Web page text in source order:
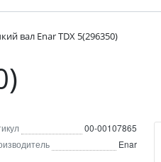
вал Enar TDX 5(296350)
00-00107865
Enar